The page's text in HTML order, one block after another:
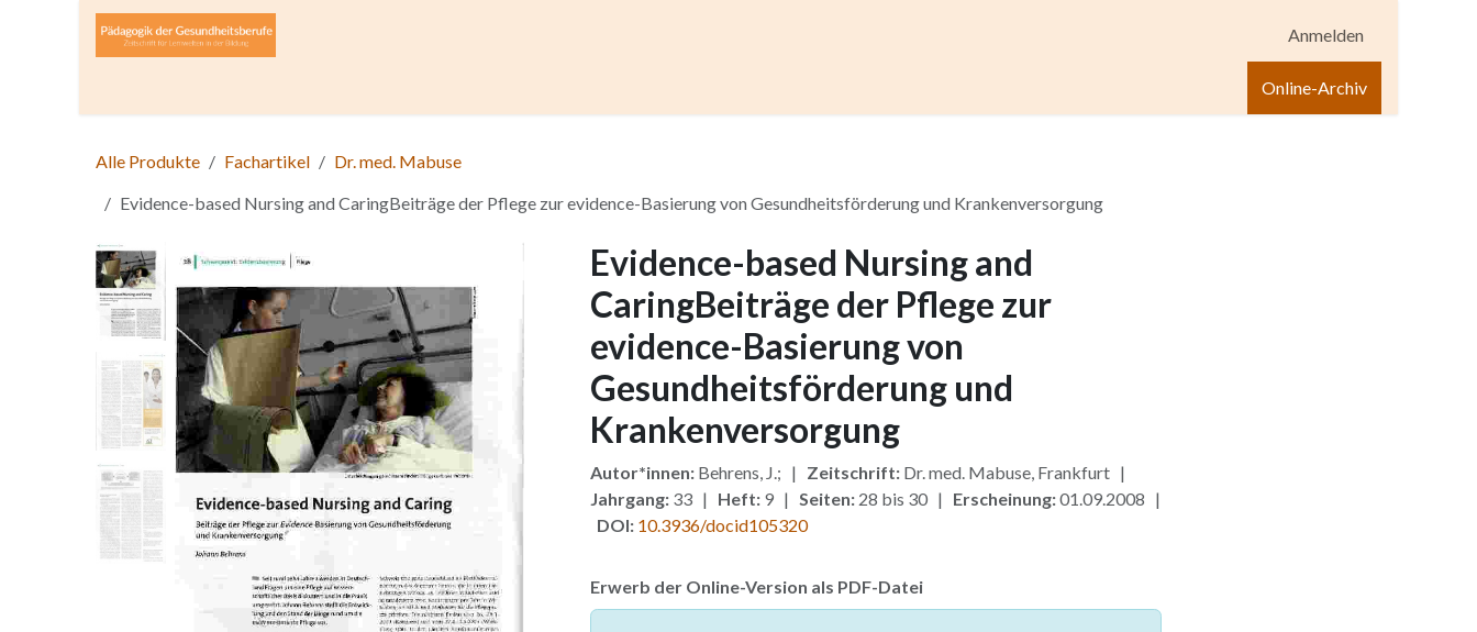
Zum Inhalt springen
Anmelden
Online-Archiv
Alle Produkte Fachartikel
Dr. med. Mabuse
Evidence-based Nursing and CaringBeiträge der Pflege zur evidence-Basierung von Gesundheitsförderung und Krankenversorgung
Evidence-based Nursing and
CaringBeiträge der Pflege zur
evidence-Basierung von
Gesundheitsförderung und
Krankenversorgung
Autor*innen:Behrens, J.; | Zeitschrift:Dr. med. Mabuse, Frankfurt |
Jahrgang:33 | Heft:9 | Seiten:28 bis 30 | Erscheinung:01.09.2008 |
DOI: 10.3936/docid105320
Erwerb der Online-Version als PDF-Datei